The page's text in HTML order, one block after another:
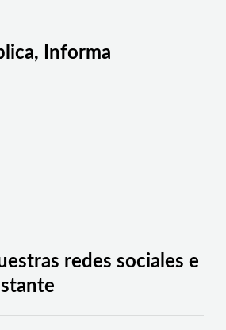
Informa
redes sociales e